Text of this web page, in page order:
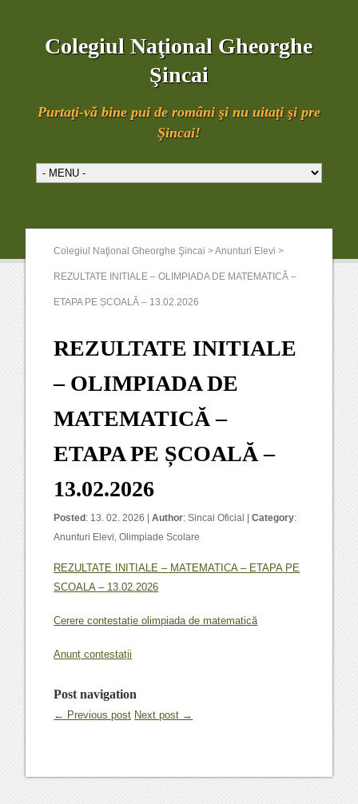
Colegiul Naţional Gheorghe
Şincai
Purtaţi-vă bine pui de români şi nu uitaţi şi pre
Şincai!
Colegiul Naţional Gheorghe Şincai >Anunturi Elevi >
REZULTATE INITIALE – OLIMPIADA DE MATEMATICĂ –
ETAPA PE ȘCOALĂ – 13.02.2026
REZULTATE INITIALE
– OLIMPIADA DE
MATEMATICĂ –
ETAPA PE ȘCOALĂ –
13.02.2026
Posted : 13. 02. 2026 |Author:Sincai Oficial |Category:
Anunturi Elevi,Olimpiade Scolare
REZULTATE INITIALE – MATEMATICA – ETAPA PE
SCOALA – 13.02.2026
Cerere contestație olimpiada de matematică
Anunț contestații
Post navigation
← Previous post Next post →